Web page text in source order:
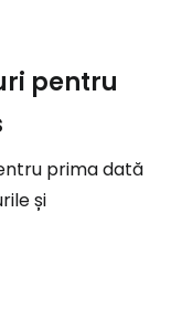
pentru
prima dată
și